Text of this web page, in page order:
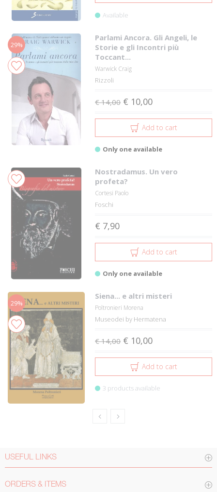
Available
29%
Parlami Ancora. Gli Angeli, le
Storie e gli Incontri più
Toccant...
Warwick Craig
Rizzoli
€ 14,00 € 10,00
Add to cart
Only one available
Nostradamus. Un vero
profeta?
Cortesi Paolo
Foschi
€ 7,90
Add to cart
Only one available
29%
Siena... e altri misteri
Poltronieri Morena
Museodei by Hermatena
€ 14,00 € 10,00
Add to cart
3 products available
USEFUL LINKS
ORDERS & ITEMS